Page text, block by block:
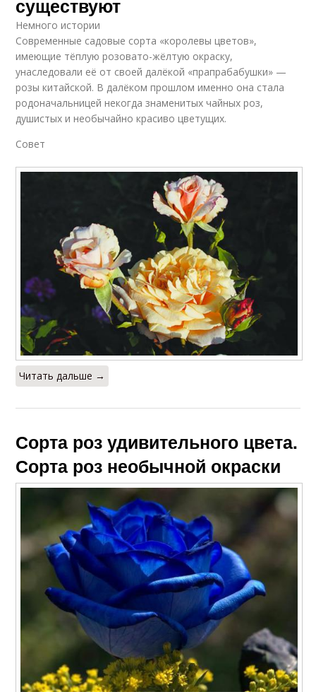
существуют
Немного истории
Современные садовые сорта «королевы цветов»,
имеющие тёплую розовато-жёлтую окраску,
унаследовали её от своей далёкой «пра­прабабушки» —
розы китайской. В далёком прошлом именно она стала
родоначальницей некогда знаменитых чайных роз,
душистых и необычайно красиво цветущих.
Совет
Читать дальше →
Сорта роз удивительного цвета.
Сорта роз необычной окраски